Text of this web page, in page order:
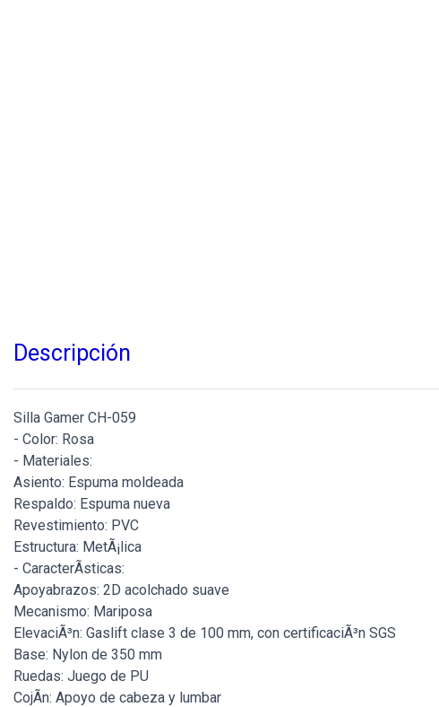
Descripción
Silla Gamer CH-059
- Color: Rosa
- Materiales:
Asiento: Espuma moldeada
Respaldo: Espuma nueva
Revestimiento: PVC
Estructura: MetÃ¡lica
- CaracterÃ­sticas:
Apoyabrazos: 2D acolchado suave
Mecanismo: Mariposa
ElevaciÃ³n: Gaslift clase 3 de 100 mm, con certificaciÃ³n SGS
Base: Nylon de 350 mm
Ruedas: Juego de PU
CojÃ­n: Apoyo de cabeza y lumbar